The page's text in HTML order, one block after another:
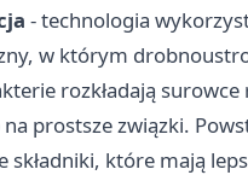
- technologia
w którym
rozkładają surowce
prostsze związki.
składniki, które mają